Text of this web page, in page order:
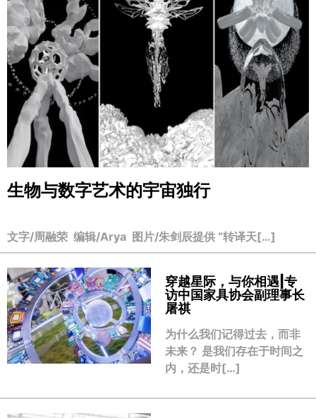
生物与数字艺术的宇宙独行
文字/周融荣 编辑/Arya 图片/朱剑辰提供 “转译天[…]
穿越星际，与你相遇|专
访中国家具协会副理事长
屠祺
为什么我们记得过去，而非
未来？ 是我们存在于时间之
内，还是时[…]